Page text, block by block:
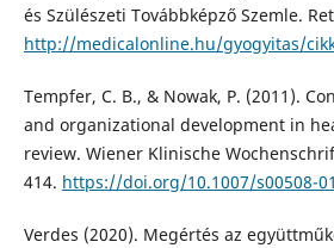
és Szülészeti Továbbképző Szemle.
http://medicalonline.hu/gyogyitas/
Tempfer, C. B., & Nowak, P. (2011).
and organizational development in
review. Wiener Klinische
414. https://doi.org/10.1007/s00508-
Verdes (2020). Megértés az